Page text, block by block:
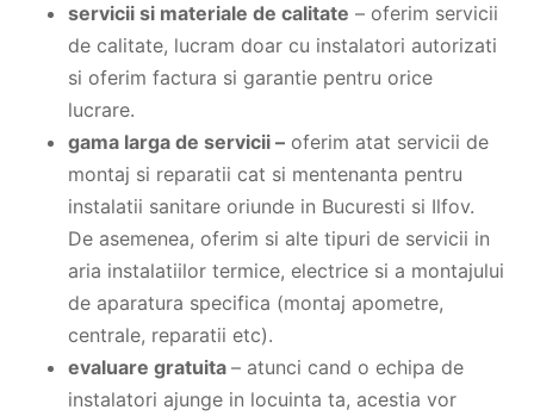
servicii si materiale de calitate – oferim servicii
de calitate, lucram doar cu instalatori autorizati
si oferim factura si garantie pentru orice
lucrare.
gama larga de servicii – oferim atat servicii de
montaj si reparatii cat si mentenanta pentru
instalatii sanitare oriunde in Bucuresti si Ilfov.
De asemenea, oferim si alte tipuri de servicii in
aria instalatiilor termice, electrice si a montajului
de aparatura specifica (montaj apometre,
centrale, reparatii etc).
evaluare gratuita – atunci cand o echipa de
instalatori ajunge in locuinta ta, acestia vor